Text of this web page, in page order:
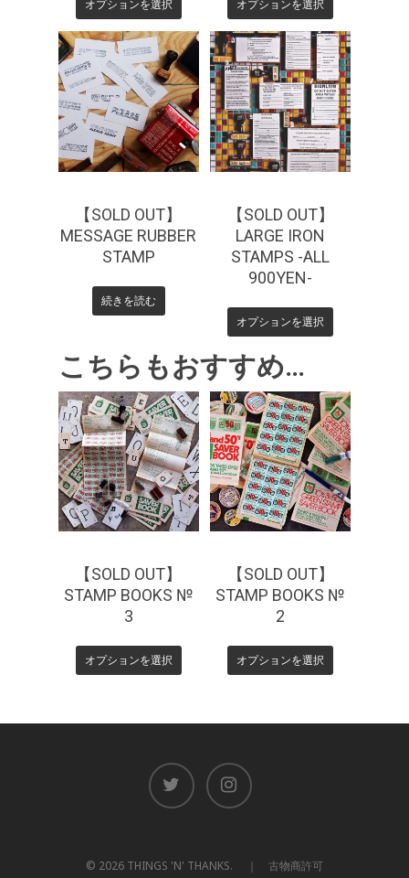
オプションを選択 オプションを選択
¥0
【SOLD OUT】
MESSAGE RUBBER
STAMP
続きを読む
¥990
【SOLD OUT】
LARGE IRON
STAMPS -ALL
900YEN-
オプションを選択
こちらもおすすめ…
¥440 ¥550
【SOLD OUT】
STAMP BOOKS №
3
オプションを選択
¥550
【SOLD OUT】
STAMP BOOKS №
2
オプションを選択
© 2026 THINGS 'N' THANKS. ｜ 古物商許可